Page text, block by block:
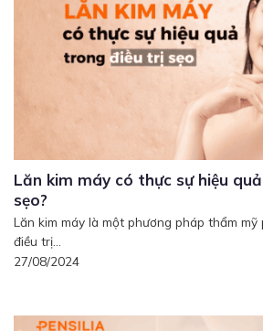
Lăn kim máy có thực sự hiệu
sẹo?
Lăn kim máy là một phương pháp thẩm mỹ
điều trị...
27/08/2024